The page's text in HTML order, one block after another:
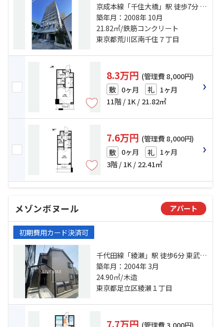
京成本線「千住大橋」駅 徒歩7分 日
比谷線「南千住」駅 徒歩10分 都電
荒川線「三ノ輪橋」駅 徒歩14分
築年月：2008年 10月
21.82㎡/鉄筋コンクリート
東京都荒川区南千住７丁目
8.3万円 (管理費 8,000円)
敷 0ヶ月 礼 1ヶ月
11階 / 1K / 21.82㎡
7.6万円 (管理費 8,000円)
敷 0ヶ月 礼 1ヶ月
3階 / 1K / 22.41㎡
メゾンボヌール アパート
初期費用カード決済可
千代田線「綾瀬」駅 徒歩6分 東武伊
勢崎線「小菅」駅 徒歩15分 京成本
線「堀切菖蒲園」駅 徒歩19分
築年月：2004年 3月
24.90㎡/木造
東京都足立区綾瀬１丁目
7.7万円 (管理費 3,000円)